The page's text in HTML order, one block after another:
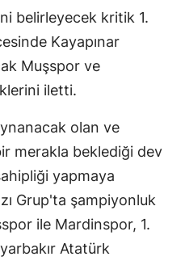
belirleyecek kritik 1.
Kayapınar
Muşspor ve
iletti.
olan ve
merakla beklediği dev
yapmaya
Grup'ta şampiyonluk
ile Mardinspor, 1.
Atatürk